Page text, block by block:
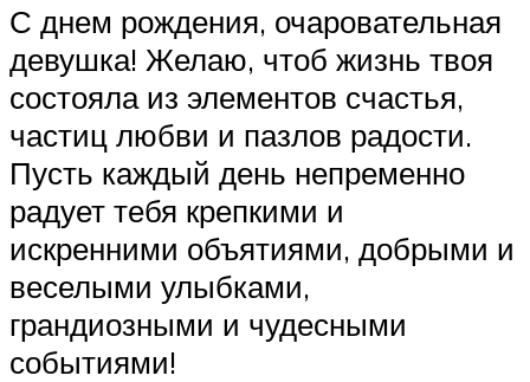
С днем рождения, очаровательная
девушка! Желаю, чтоб жизнь твоя
состояла из элементов счастья,
частиц любви и пазлов радости.
Пусть каждый день непременно
радует тебя крепкими и
искренними объятиями, добрыми и
веселыми улыбками,
грандиозными и чудесными
событиями!